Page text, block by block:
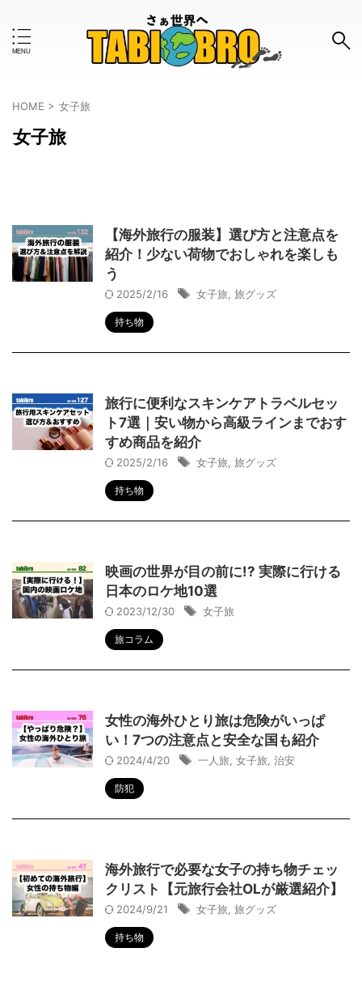
キーワードで検索する
#おすすめのタグ
世界一周 体験談 使ってみた 女子旅
旅グッズ 旅行計画
治安 海外旅行保険
HOME > 女子旅
女子旅
【海外旅行の服装】選び方と注意点を
紹介！少ない荷物でおしゃれを楽しも
う
2025/2/16 女子旅 旅グッズ
持ち物
旅行に便利なスキンケアトラベルセッ
ト7選｜安い物から高級ラインまでおす
すめ商品を紹介
2025/2/16 女子旅 旅グッズ
持ち物
映画の世界が目の前に!? 実際に行ける
日本のロケ地10選
2023/12/30 女子旅
旅コラム
女性の海外ひとり旅は危険がいっぱ
い！7つの注意点と安全な国も紹介
2024/4/20 一人旅 女子旅 治安
防犯
海外旅行で必要な女子の持ち物チェッ
クリスト【元旅行会社OLが厳選紹介】
2024/9/21 女子旅 旅グッズ
持ち物